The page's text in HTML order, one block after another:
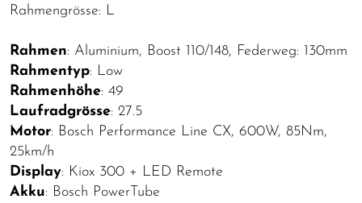
Rahmengrösse: L
Rahmen: Aluminium, Boost 110/148, Federweg: 130mm
Rahmentyp: Low
Rahmenhöhe: 49
Laufradgrösse: 27.5
Motor: Bosch Performance Line CX, 600W, 85Nm,
25km/h
Display: Kiox 300 + LED Remote
Akku: Bosch PowerTube